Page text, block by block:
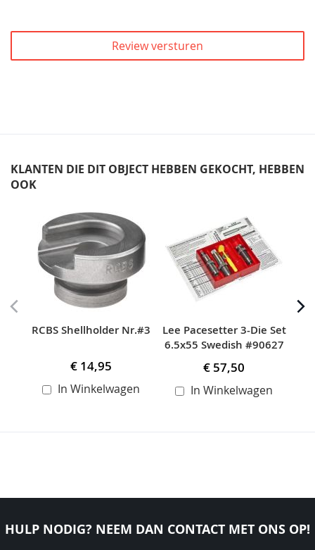
Review versturen
KLANTEN DIE DIT OBJECT HEBBEN GEKOCHT, HEBBEN
OOK
carousel
RCBS Shellholder Nr.#3
€ 14,95
In Winkelwagen
Lee Pacesetter 3-Die Set
6.5x55 Swedish #90627
€ 57,50
In Winkelwagen
HULP NODIG? NEEM DAN CONTACT MET ONS OP!